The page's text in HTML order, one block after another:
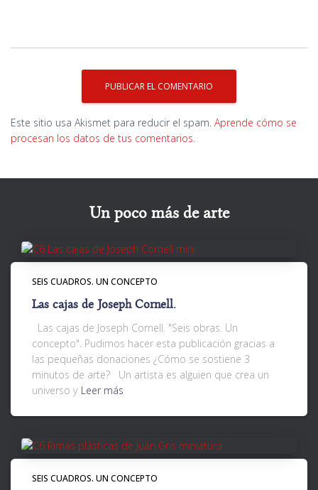
Este sitio usa Akismet para reducir el spam. Aprende cómo se
procesan los datos de tus comentarios.
Un poco más de arte
SEIS CUADROS. UN CONCEPTO
Las cajas de Joseph Cornell.
Las cajas de Joseph Cornell. "Seis obras. Un
concepto". Pudimos hacer esta publicación gracias a
las pequeñas donaciones ¿Cómo se sostiene 3
minutos de arte? Un artista es alguien que crea un
universo y Leer más
SEIS CUADROS. UN CONCEPTO